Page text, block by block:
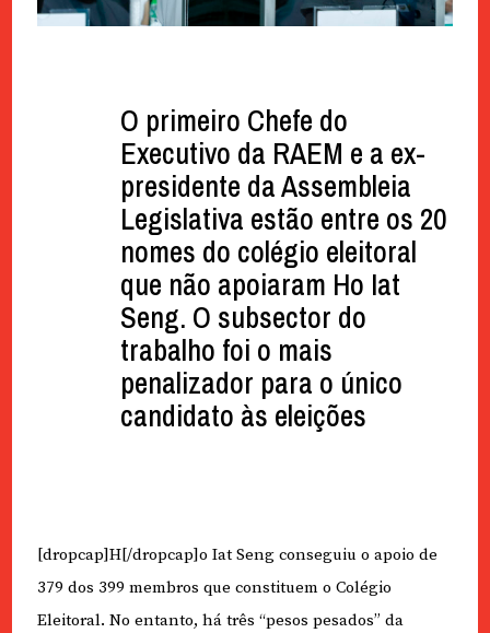
O primeiro Chefe do
Executivo da RAEM e a ex-
presidente da Assembleia
Legislativa estão entre os 20
nomes do colégio eleitoral
que não apoiaram Ho Iat
Seng. O subsector do
trabalho foi o mais
penalizador para o único
candidato às eleições
[dropcap]H[/dropcap]o Iat Seng conseguiu o apoio de
379 dos 399 membros que constituem o Colégio
Eleitoral. No entanto, há três “pesos pesados” da